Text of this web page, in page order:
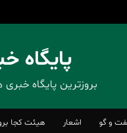
پایگاه
بروزترین پایگاه‌
و گو اشعار هیئت کجا